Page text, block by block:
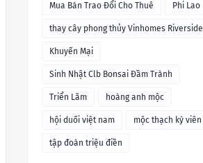
Mua Bán Trao Đổi Cho Thuê Phi Lao
thay cây phong thủy Vinhomes Riverside
Khuyến Mại
Sinh Nhật Clb Bonsai Đầm Trành
Triển Lãm hoàng anh mộc
hội duối việt nam mộc thạch kỳ viên
tập đoàn triệu điền